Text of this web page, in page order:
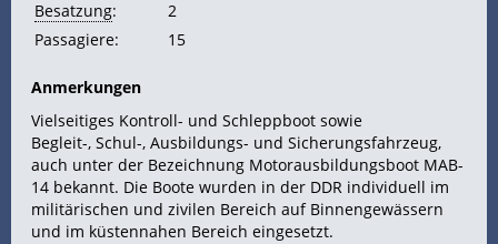
Besatzung:
2
Passagiere:
15
Anmerkungen
Vielseitiges Kontroll- und Schleppboot sowie
Begleit-, Schul-, Ausbildungs- und Sicherungsfahrzeug,
auch unter der Bezeichnung Motorausbildungsboot MAB-
14 bekannt. Die Boote wurden in der DDR individuell im
militärischen und zivilen Bereich auf Binnengewässern
und im küstennahen Bereich eingesetzt.